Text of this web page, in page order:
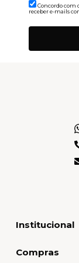
Concordo com
receber e-mails
Institucional
Compras